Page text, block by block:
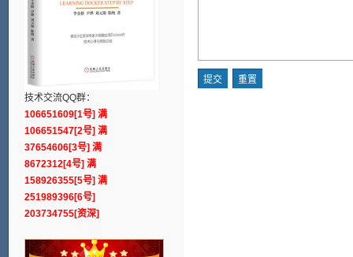
技术交流QQ群：
106651609[1号] 满
106651547[2号] 满
37654606[3号] 满
8672312[4号] 满
158926355[5号] 满
251989396[6号]
203734755[资深]